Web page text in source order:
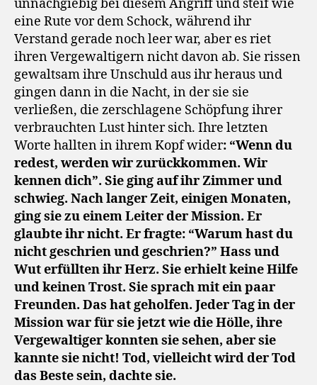
unnachgiebig bei diesem Angriff und steif wie
eine Rute vor dem Schock, während ihr
Verstand gerade noch leer war, aber es riet
ihren Vergewaltigern nicht davon ab. Sie rissen
gewaltsam ihre Unschuld aus ihr heraus und
gingen dann in die Nacht, in der sie sie
verließen, die zerschlagene Schöpfung ihrer
verbrauchten Lust hinter sich. Ihre letzten
Worte hallten in ihrem Kopf wider: “Wenn du
redest, werden wir zurückkommen. Wir
kennen dich”. Sie ging auf ihr Zimmer und
schwieg. Nach langer Zeit, einigen Monaten,
ging sie zu einem Leiter der Mission. Er
glaubte ihr nicht. Er fragte: “Warum hast du
nicht geschrien und geschrien?” Hass und
Wut erfüllten ihr Herz. Sie erhielt keine Hilfe
und keinen Trost. Sie sprach mit ein paar
Freunden. Das hat geholfen. Jeder Tag in der
Mission war für sie jetzt wie die Hölle, ihre
Vergewaltiger konnten sie sehen, aber sie
kannte sie nicht! Tod, vielleicht wird der Tod
das Beste sein, dachte sie.